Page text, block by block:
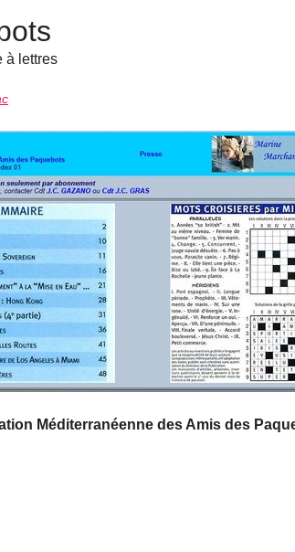
à lettres
Méditerranéenne des Amis des